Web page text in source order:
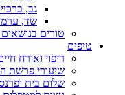
גב,
שד,
טורים בנושאים
טיפים
ריפוי ואורח
שיעורי פרשת
שלום בית